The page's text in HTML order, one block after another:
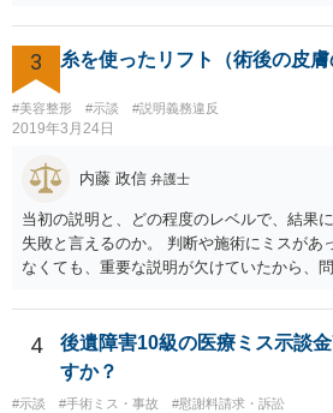
術のミスの「せいで」マスクが外せなく
ければならなくなった「せいで」休業損
を外せなくなった「せいで」経済的に評価
したこと 「せいで」と強調した点が，内藤
因果関係」です。 手術のミスと関係のない
しく悪くなってしまったとか， 手術のミス
しまったとかいう事情があれば， 追加請求
ただし，手術代の返金に応じた際に「これ
ん」という趣旨の合意をしてしまっている
には困難となります。
3 糸を使ったリフト（術後の皮膚
#美容整形 #示談 #説明義務違反
2019年3月24日
内藤 政信 弁護士
当初の説明と、どの程度のレベルで、結果
失敗と言えるのか。 判断や施術にミスがあ
なくても、重要な説明が欠けていたから、
4
後遺障害10級の医療ミス示談
すか？
#示談 #手術ミス・事故 #慰謝料請求・訴訟